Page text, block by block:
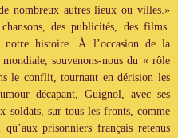
nombreux autres lieux ou villes.»
des publicités, des films.
notre histoire. À l’occasion de la
mondiale, souvenons-nous du « rôle
le conflit, tournant en dérision les
décapant, Guignol, avec ses
soldats, sur tous les fronts, comme
prisonniers français retenus